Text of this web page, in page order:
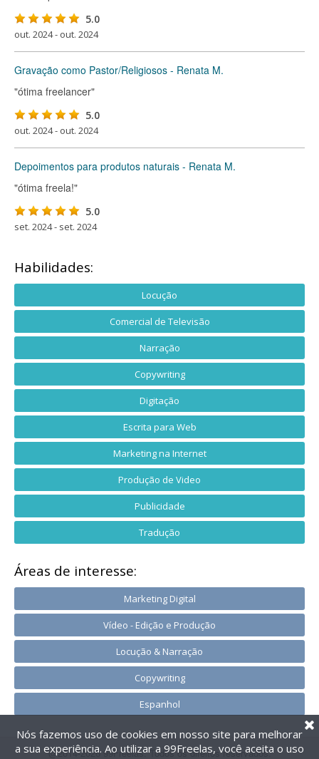
5.0
out. 2024 - out. 2024
Gravação como Pastor/Religiosos - Renata M.
"ótima freelancer"
5.0
out. 2024 - out. 2024
Depoimentos para produtos naturais - Renata M.
"ótima freela!"
5.0
set. 2024 - set. 2024
Habilidades:
Locução
Comercial de Televisão
Narração
Copywriting
Digitação
Escrita para Web
Marketing na Internet
Produção de Video
Publicidade
Tradução
Áreas de interesse:
Marketing Digital
Vídeo - Edição e Produção
Locução & Narração
Copywriting
Espanhol
@2014-2026 99Freelas. Todos os direitos reservados.
Nós fazemos uso de cookies em nosso site para melhorar
a sua experiência. Ao utilizar a 99Freelas, você aceita o uso